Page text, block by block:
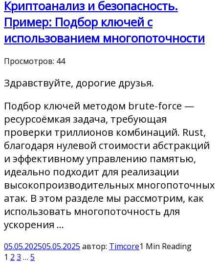
Криптоанализ и безопасность.
Пример: Подбор ключей с
использованием многопоточности
Просмотров: 44
Здравствуйте, дорогие друзья.
Подбор ключей методом brute-force —
ресурсоёмкая задача, требующая
проверки триллионов комбинаций. Rust,
благодаря нулевой стоимости абстракций
и эффективному управлению памятью,
идеально подходит для реализации
высокопроизводительных многопоточных
атак. В этом разделе мы рассмотрим, как
использовать многопоточность для
ускорения …
05.05.202505.05.2025 автор: Timcore1 Min Reading
1 2 3 … 5